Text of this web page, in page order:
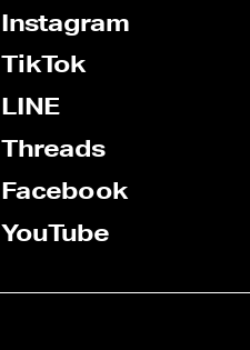
Instagram
TikTok
LINE
Threads
Facebook
YouTube